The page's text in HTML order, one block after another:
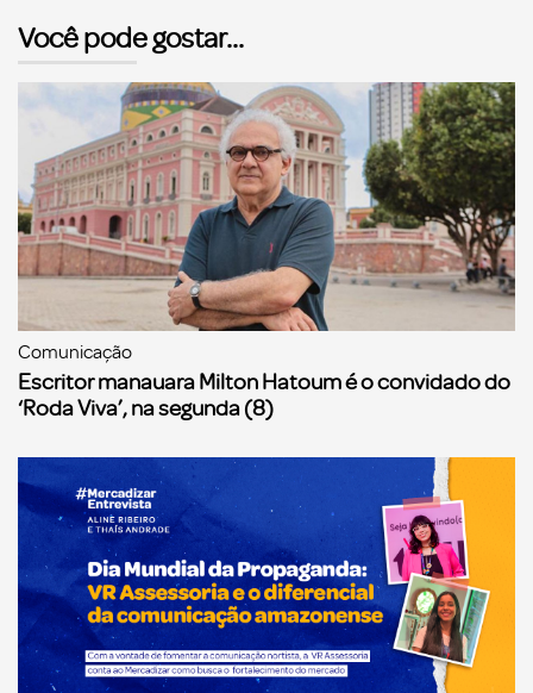
Você pode gostar...
Comunicação
Escritor manauara Milton Hatoum é o convidado do
‘Roda Viva’, na segunda (8)